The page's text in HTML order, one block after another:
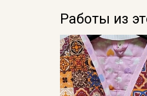
Работы из